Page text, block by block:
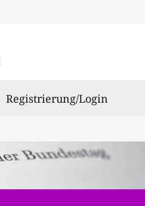
Registrierung/Login